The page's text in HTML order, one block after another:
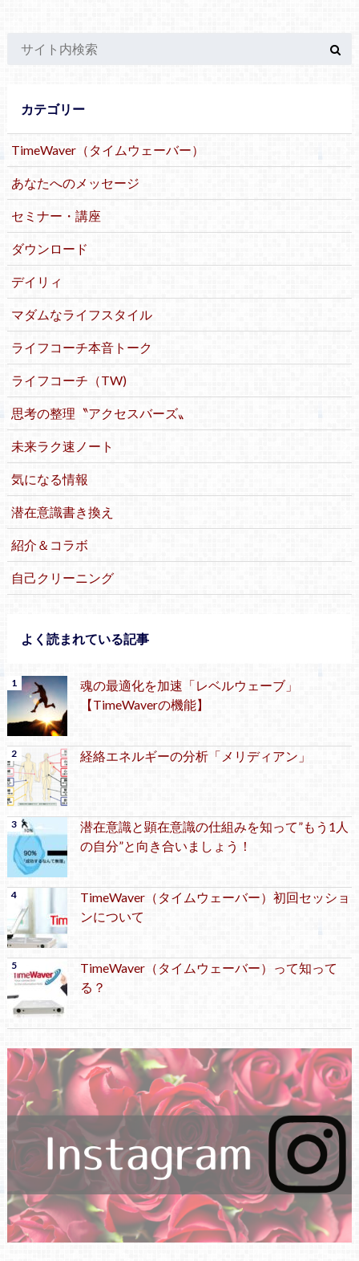
カテゴリー
TimeWaver（タイムウェーバー）
あなたへのメッセージ
セミナー・講座
ダウンロード
デイリィ
マダムなライフスタイル
ライフコーチ本音トーク
ライフコーチ（TW)
思考の整理〝アクセスバーズ〟
未来ラク速ノート
気になる情報
潜在意識書き換え
紹介＆コラボ
自己クリーニング
よく読まれている記事
魂の最適化を加速「レベルウェーブ」
【TimeWaverの機能】
経絡エネルギーの分析「メリディアン」
潜在意識と顕在意識の仕組みを知って”もう1人
の自分”と向き合いましょう！
TimeWaver（タイムウェーバー）初回セッショ
ンについて
TimeWaver（タイムウェーバー）って知って
る？